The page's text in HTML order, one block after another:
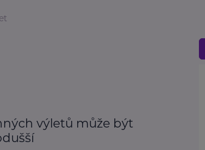
výletů může být